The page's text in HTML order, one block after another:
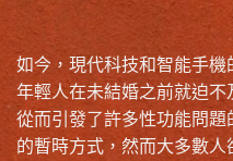
如今，現代科技和智能手機
年輕人在未結婚之前就迫不
從而引發了許多性功能問
的暫時方式，然而大多數